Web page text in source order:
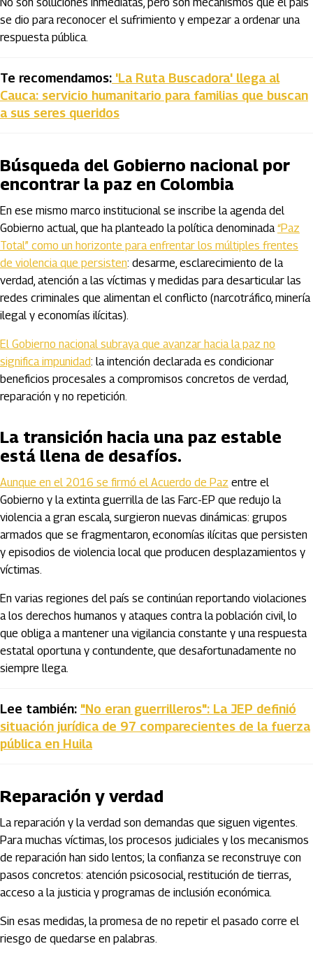
se dio para reconocer el sufrimiento y empezar a ordenar una
respuesta pública.
Te recomendamos: 'La Ruta Buscadora' llega al
Cauca: servicio humanitario para familias que buscan
a sus seres queridos
Búsqueda del Gobierno nacional por
encontrar la paz en Colombia
En ese mismo marco institucional se inscribe la agenda del
Gobierno actual, que ha planteado la política denominada“Paz
Total” como un horizonte para enfrentar los múltiples frentes
de violencia que persisten: desarme, esclarecimiento de la
verdad, atención a las víctimas y medidas para desarticular las
redes criminales que alimentan el conflicto (narcotráfico, minería
ilegal y economías ilícitas).
El Gobierno nacional subraya que avanzar hacia la paz no
significa impunidad: la intención declarada es condicionar
beneficios procesales a compromisos concretos de verdad,
reparación y no repetición.
La transición hacia una paz estable
está llena de desafíos.
Aunque en el 2016 se firmó el Acuerdo de Paz entre el
Gobierno y la extinta guerrilla de las Farc-EP que redujo la
violencia a gran escala, surgieron nuevas dinámicas: grupos
armados que se fragmentaron, economías ilícitas que persisten
y episodios de violencia local que producen desplazamientos y
víctimas.
En varias regiones del país se continúan reportando violaciones
a los derechos humanos y ataques contra la población civil, lo
que obliga a mantener una vigilancia constante y una respuesta
estatal oportuna y contundente, que desafortunadamente no
siempre llega.
Lee también: "No eran guerrilleros": La JEP definió
situación jurídica de 97 comparecientes de la fuerza
pública en Huila
Reparación y verdad
La reparación y la verdad son demandas que siguen vigentes.
Para muchas víctimas, los procesos judiciales y los mecanismos
de reparación han sido lentos; la confianza se reconstruye con
pasos concretos: atención psicosocial, restitución de tierras,
acceso a la justicia y programas de inclusión económica.
Sin esas medidas, la promesa de no repetir el pasado corre el
riesgo de quedarse en palabras.